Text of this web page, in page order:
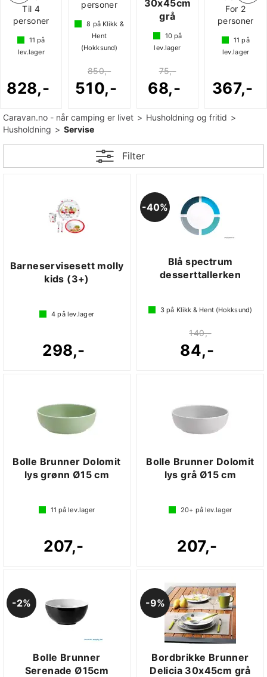
30x45cm
68,-
For 2
personer
lev.lager
367,-
3 083,-
860,-
lev.lager
Caravan.no - når camping er livet>Husholdning og fritid>
Husholdning>Servise
Filter
Barneservisesett molly
kids (3+)
4 på lev.lager
298,-
40%
Blå spectrum
desserttallerken
3 på Klikk & Hent (Hokksund)
140,-
84,-
Bolle Brunner Dolomit
lys grønn Ø15 cm
11 på lev.lager
207,-
Bolle Brunner Dolomit
lys grå Ø15 cm
20+ på lev.lager
207,-
2%
Bolle Brunner
Serenade Ø15cm
9%
Bordbrikke Brunner
Delicia 30x45cm grå